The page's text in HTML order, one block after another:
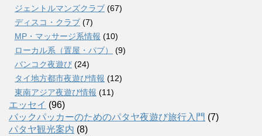
ジェントルマンズクラブ (67)
ディスコ・クラブ (7)
MP・マッサージ系情報 (10)
ローカル系（置屋・パブ）
(9)
バンコク夜遊び (24)
タイ地方都市夜遊び情報 (12)
東南アジア夜遊び情報 (11)
エッセイ (96)
バックパッカーのためのパタヤ夜遊び旅行入門 (7)
パタヤ観光案内 (8)